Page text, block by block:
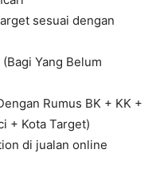
sesuai dengan
Yang Belum
Rumus BK + KK +
+ Kota Target)
di jualan online